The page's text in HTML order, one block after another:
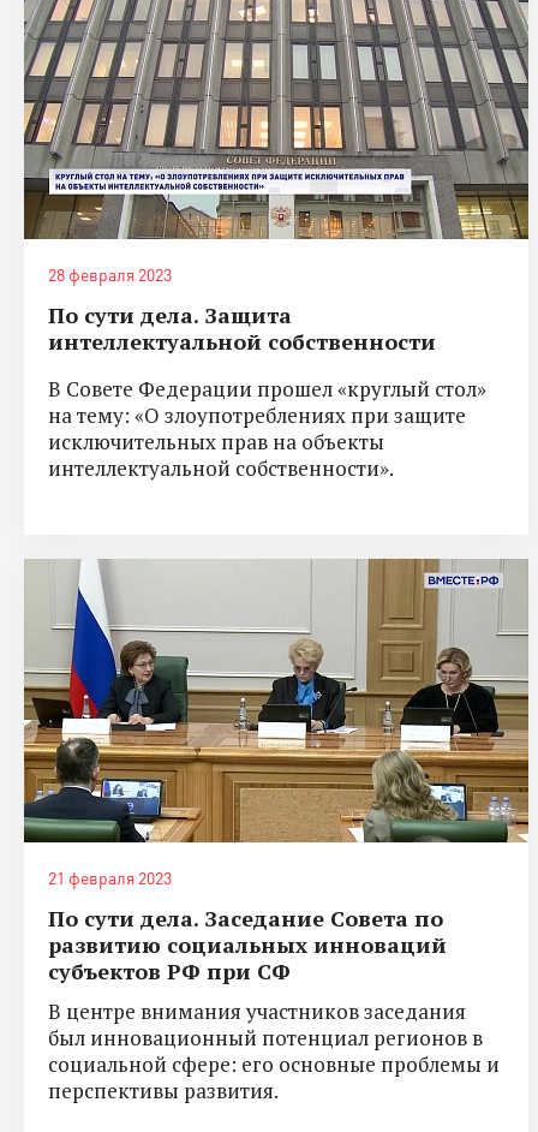
28 февраля 2023
По сути дела. Защита
интеллектуальной собственности
В Совете Федерации прошел «круглый стол»
на тему: «О злоупотреблениях при защите
исключительных прав на объекты
интеллектуальной собственности».
21 февраля 2023
По сути дела. Заседание Совета по
развитию социальных инноваций
субъектов РФ при СФ
В центре внимания участников заседания
был инновационный потенциал регионов в
социальной сфере: его основные проблемы и
перспективы развития.